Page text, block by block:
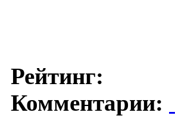
Рейтинг:
Комментарии: